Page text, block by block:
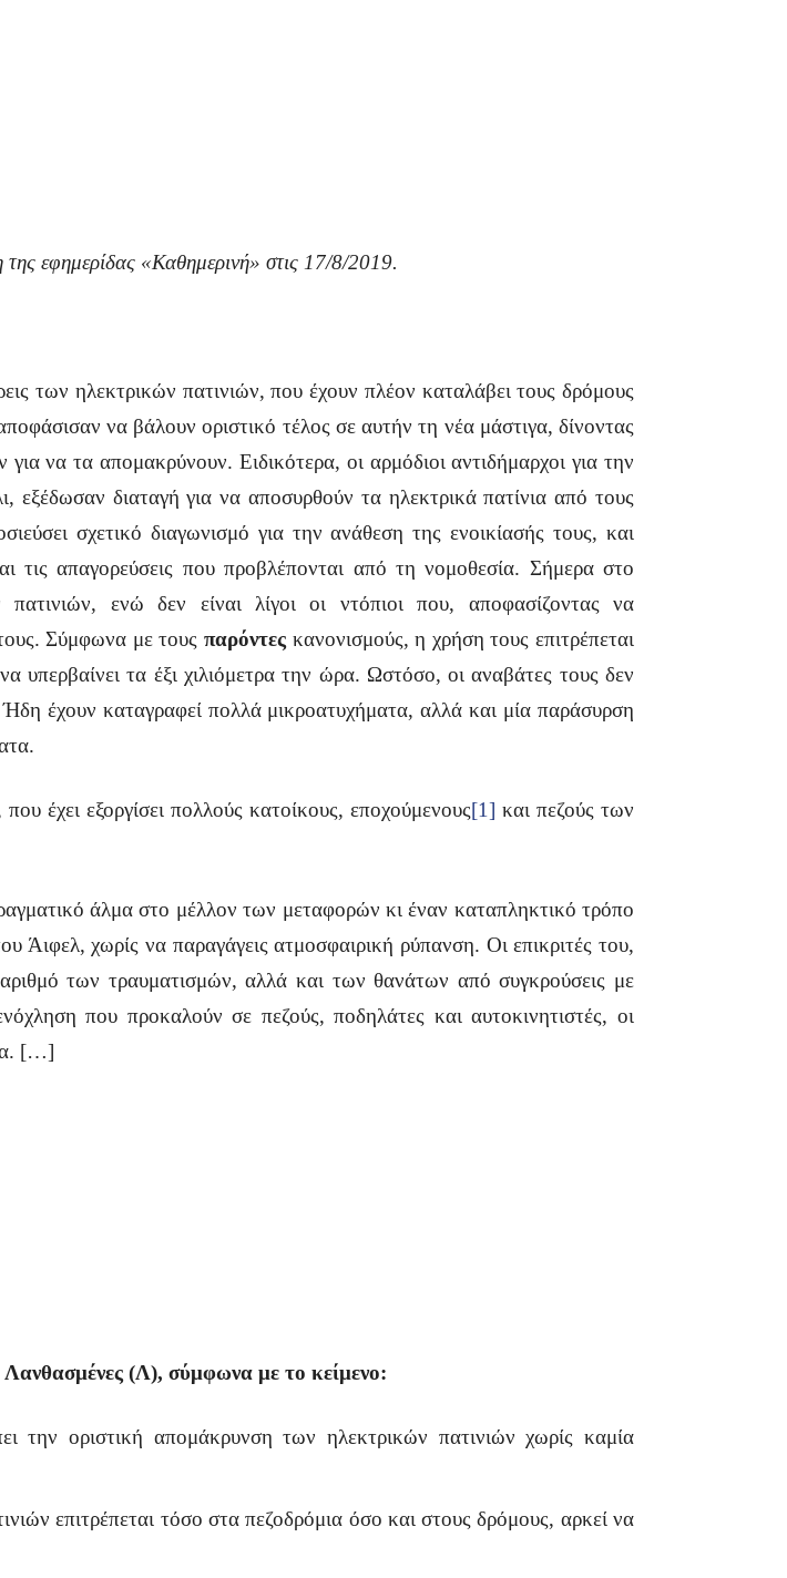
της εφημερίδας «Καθημερινή» στις 17/8/2019.
των ηλεκτρικών πατινιών, που έχουν πλέον καταλάβει τους δρόμους
να βάλουν οριστικό τέλος σε αυτήν τη νέα μάστιγα, δίνοντας
να τα απομακρύνουν. Ειδικότερα, οι αρμόδιοι αντιδήμαρχοι για την
διαταγή για να αποσυρθούν τα ηλεκτρικά πατίνια από τους
σχετικό διαγωνισμό για την ανάθεση της ενοικίασής τους, και
τις απαγορεύσεις που προβλέπονται από τη νομοθεσία. Σήμερα στο
πατινιών, ενώ δεν είναι λίγοι οι ντόπιοι που, αποφασίζοντας να
Σύμφωνα με τουςπαρόντες κανονισμούς, η χρήση τους επιτρέπεται
υπερβαίνει τα έξι χιλιόμετρα την ώρα. Ωστόσο, οι αναβάτες τους δεν
έχουν καταγραφεί πολλά μικροατυχήματα, αλλά και μία παράσυρση
έχει εξοργίσει πολλούς κατοίκους, εποχούμενους[1] και πεζούς των
άλμα στο μέλλον των μεταφορών κι έναν καταπληκτικό τρόπο
Άιφελ, χωρίς να παραγάγεις ατμοσφαιρική ρύπανση. Οι επικριτές του,
των τραυματισμών, αλλά και των θανάτων από συγκρούσεις με
που προκαλούν σε πεζούς, ποδηλάτες και αυτοκινητιστές, οι
[…]
(Λ), σύμφωνα με το κείμενο:
οριστική απομάκρυνση των ηλεκτρικών πατινιών χωρίς καμία
επιτρέπεται τόσο στα πεζοδρόμια όσο και στους δρόμους, αρκεί να